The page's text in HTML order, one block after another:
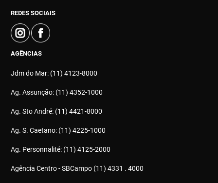
REDES SOCIAIS
AGÊNCIAS
Jdm do Mar: (11) 4123-8000
Ag. Assunção: (11) 4352-1000
Ag. Sto André: (11) 4421-8000
Ag. S. Caetano: (11) 4225-1000
Ag. Personnalité: (11) 4125-2000
Agência Centro - SBCampo (11) 4331 . 4000